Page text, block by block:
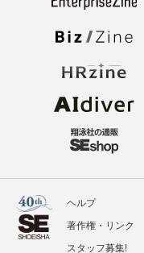
ヘルプ
著作権・リンク
スタッフ募集!